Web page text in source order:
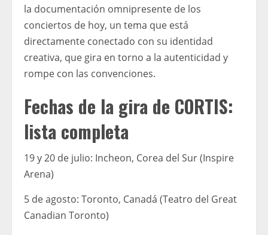
la documentación omnipresente de los
conciertos de hoy, un tema que está
directamente conectado con su identidad
creativa, que gira en torno a la autenticidad y
rompe con las convenciones.
Fechas de la gira de CORTIS:
lista completa
19 y 20 de julio: Incheon, Corea del Sur (Inspire
Arena)
5 de agosto: Toronto, Canadá (Teatro del Great
Canadian Toronto)